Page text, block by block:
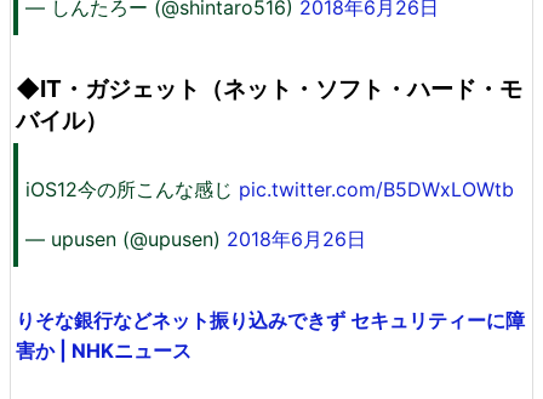
— しんたろー (@shintaro516) 2018年6月26日
◆IT・ガジェット（ネット・ソフト・ハード・モ
バイル）
iOS12今の所こんな感じ pic.twitter.com/B5DWxLOWtb
— upusen (@upusen) 2018年6月26日
りそな銀行などネット振り込みできず セキュリティーに障
害か | NHKニュース